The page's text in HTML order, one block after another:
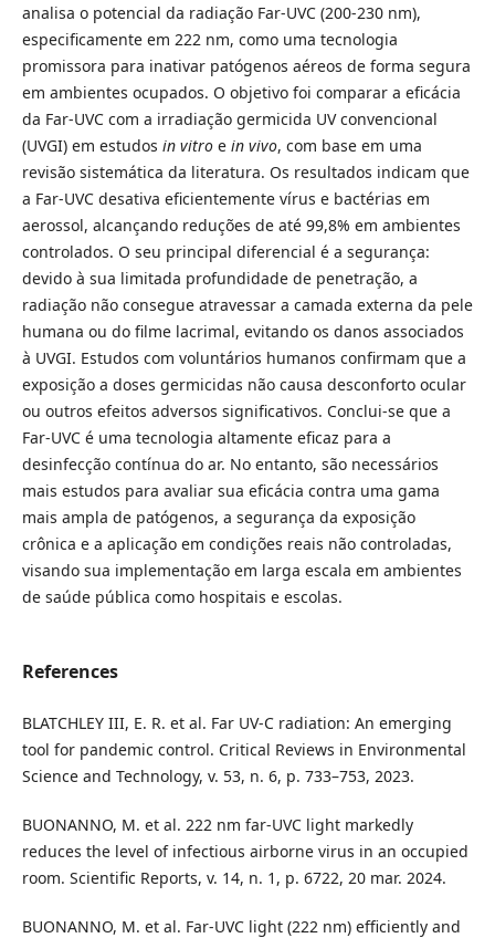
analisa o potencial da radiação Far-UVC (200-230 nm),
especificamente em 222 nm, como uma tecnologia
promissora para inativar patógenos aéreos de forma segura
em ambientes ocupados. O objetivo foi comparar a eficácia
da Far-UVC com a irradiação germicida UV convencional
(UVGI) em estudos in vitroe in vivo, com base em uma
revisão sistemática da literatura. Os resultados indicam que
a Far-UVC desativa eficientemente vírus e bactérias em
aerossol, alcançando reduções de até 99,8% em ambientes
controlados. O seu principal diferencial é a segurança:
devido à sua limitada profundidade de penetração, a
radiação não consegue atravessar a camada externa da pele
humana ou do filme lacrimal, evitando os danos associados
à UVGI. Estudos com voluntários humanos confirmam que a
exposição a doses germicidas não causa desconforto ocular
ou outros efeitos adversos significativos. Conclui-se que a
Far-UVC é uma tecnologia altamente eficaz para a
desinfecção contínua do ar. No entanto, são necessários
mais estudos para avaliar sua eficácia contra uma gama
mais ampla de patógenos, a segurança da exposição
crônica e a aplicação em condições reais não controladas,
visando sua implementação em larga escala em ambientes
de saúde pública como hospitais e escolas.
References
BLATCHLEY III, E. R. et al. Far UV-C radiation: An emerging
tool for pandemic control. Critical Reviews in Environmental
Science and Technology, v. 53, n. 6, p. 733–753, 2023.
BUONANNO, M. et al. 222 nm far-UVC light markedly
reduces the level of infectious airborne virus in an occupied
room. Scientific Reports, v. 14, n. 1, p. 6722, 20 mar. 2024.
BUONANNO, M. et al. Far-UVC light (222 nm) efficiently and